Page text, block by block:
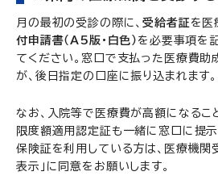
月の最初の受診の際に、受給者証 を医
付申請書（A5版・白色） を必要事項を
てください。窓口で支払った医療費助
が、後日指定の口座に振り込まれます。
なお、入院等で医療費が高額になるこ
限度額適用認定証も一緒に窓口に提示
保険証を利用している方は、医療機関
表示」に同意をお願いします。